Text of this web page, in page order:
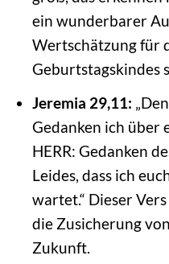
ein wunderbarer
Wertschätzung für
Geburtstagskindes
Jeremia 29,11:
Gedanken ich über
HERR: Gedanken
Leides, dass ich
wartet.“ Dieser
die Zusicherung
Zukunft.